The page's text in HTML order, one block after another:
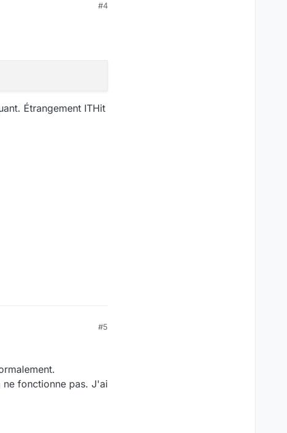
#4
Étrangement ITHit
#5
fonctionne pas. J'ai